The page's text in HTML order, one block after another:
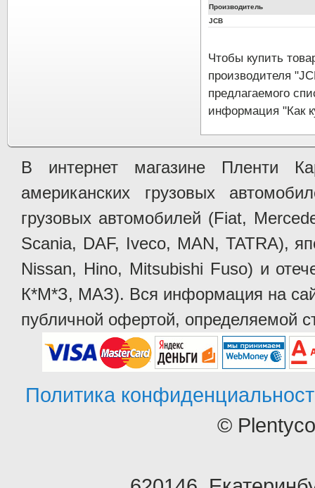
Производитель
JCB
Чтобы купить
производителя
предлагаемого
информация "Как
В интернет магазине Пленти
американских грузовых
грузовых автомобилей (Fiat,
Scania, DAF, Iveco, MAN, TATRA),
Nissan, Hino, Mitsubishi Fuso) и
К*М*З, МАЗ). Вся информация на
публичной офертой, определяемой
Политика
©